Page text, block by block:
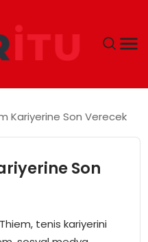
Kariyerine Son Verecek
Son
tenis kariyerini